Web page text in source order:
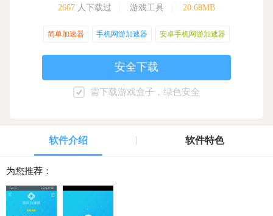
2667 人下载过 游戏工具 20.68MB
简单加速器 手机网游加速器 安卓手机网游加速器
安全下载
需下载游戏盒子，绿色安全
软件介绍 软件特色
为您推荐：